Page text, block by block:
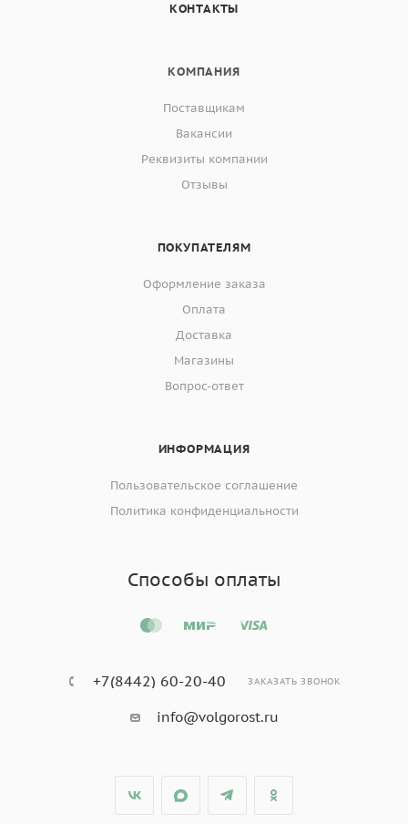
КОНТАКТЫ
КОМПАНИЯ
Поставщикам
Вакансии
Реквизиты компании
Отзывы
ПОКУПАТЕЛЯМ
Оформление заказа
Оплата
Доставка
Магазины
Вопрос-ответ
ИНФОРМАЦИЯ
Пользовательское соглашение
Политика конфиденциальности
Способы оплаты
+7(8442) 60-20-40 ЗАКАЗАТЬ ЗВОНОК
info@volgorost.ru